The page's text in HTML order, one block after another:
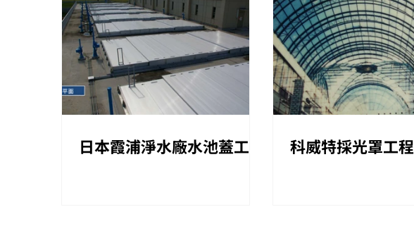
日本霞浦淨水廠水池蓋工程 科威特採光罩工程